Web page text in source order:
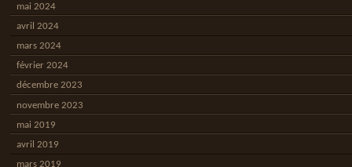
mai 2024
avril 2024
mars 2024
février 2024
décembre 2023
novembre 2023
mai 2019
avril 2019
mars 2019